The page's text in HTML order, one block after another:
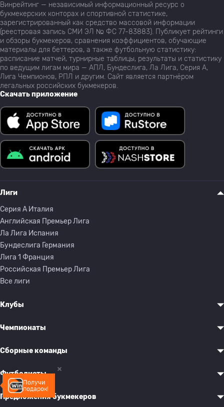
Получи
подарок!
Винрейтинг — независимый информационный ресурс о
букмекерских конторах и спортивной статистике,
зарегистрированный как средство массовой информации
(реестровая запись СМИ ЭЛ № ФС 77-83883). Публикует рейтинги
и обзоры букмекеров, сравнения коэффициентов, обучающие
материалы для беттеров, а также футбольную статистику:
расписание матчей, турнирные таблицы, результаты и статистику
по ведущим лигам мира — АПЛ, Бундеслига, Ла Лига, Серия А,
Лига Чемпионов, РПЛ и другим. Сайт является партнёром
легальных российских букмекеров.
Скачать приложение
Лиги
Серия A Италия
Английская Премьер Лига
Ла Лига Испания
Бундеслига Германия
Лига 1 Франция
Российская Премьер Лига
Все лиги
Клубы
Чемпионаты
Сборные команды
Футболисты
Предложения букмекеров